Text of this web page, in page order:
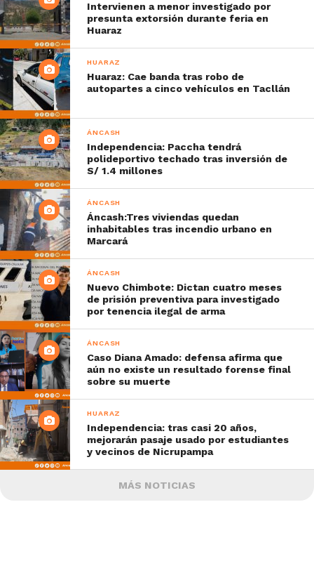
Intervienen a menor investigado por
presunta extorsión durante feria en
Huaraz
HUARAZ
Huaraz: Cae banda tras robo de
autopartes a cinco vehículos en Tacllán
ÁNCASH
Independencia: Paccha tendrá
polideportivo techado tras inversión de
S/ 1.4 millones
ÁNCASH
Áncash:Tres viviendas quedan
inhabitables tras incendio urbano en
Marcará
ÁNCASH
Nuevo Chimbote: Dictan cuatro meses
de prisión preventiva para investigado
por tenencia ilegal de arma
ÁNCASH
Caso Diana Amado: defensa afirma que
aún no existe un resultado forense final
sobre su muerte
HUARAZ
Independencia: tras casi 20 años,
mejorarán pasaje usado por estudiantes
y vecinos de Nicrupampa
MÁS NOTICIAS